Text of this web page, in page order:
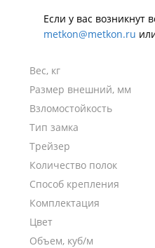
Если у вас
metkon@metkon.ru
Вес, кг
Размер внешний, мм
Взломостойкость
Тип замка
Трейзер
Количество полок
Способ крепления
Комплектация
Цвет
Объем, куб/м